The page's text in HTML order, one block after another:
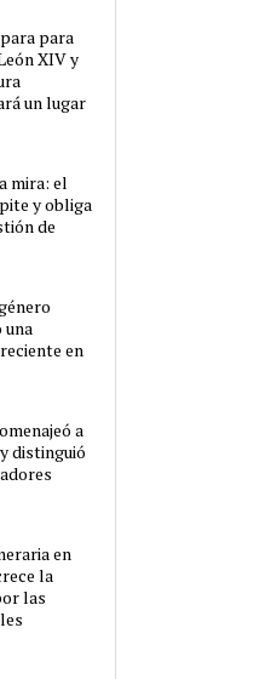
para
XIV y
un lugar
mira: el
y obliga
de
una
en
a
distinguió
en
la
las